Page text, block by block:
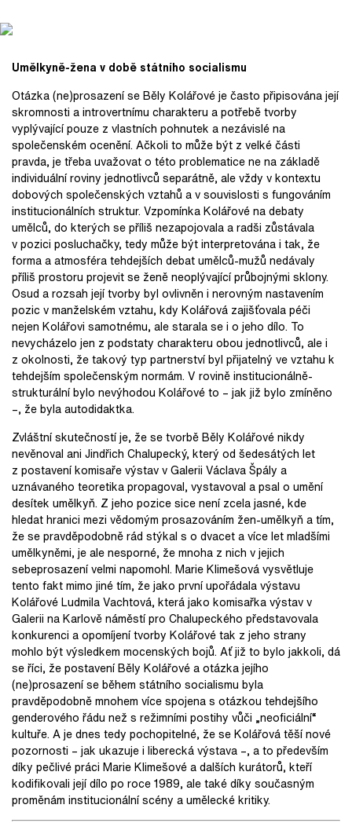
Umělkyně-žena v době státního socialismu
Otázka (ne)prosazení se Běly Kolářové je často připisována její
skromnosti a introvertnímu charakteru a potřebě tvorby
vyplývající pouze z vlastních pohnutek a nezávislé na
společenském ocenění. Ačkoli to může být z velké části
pravda, je třeba uvažovat o této problematice ne na základě
individuální roviny jednotlivců separátně, ale vždy v kontextu
dobových společenských vztahů a v souvislosti s fungováním
institucionálních struktur. Vzpomínka Kolářové na debaty
umělců, do kterých se příliš nezapojovala a radši zůstávala
v pozici posluchačky, tedy může být interpretována i tak, že
forma a atmosféra tehdejších debat umělců-mužů nedávaly
příliš prostoru projevit se ženě neoplývající průbojnými sklony.
Osud a rozsah její tvorby byl ovlivněn i nerovným nastavením
pozic v manželském vztahu, kdy Kolářová zajišťovala péči
nejen Kolářovi samotnému, ale starala se i o jeho dílo. To
nevycházelo jen z podstaty charakteru obou jednotlivců, ale i
z okolnosti, že takový typ partnerství byl přijatelný ve vztahu k
tehdejším společenským normám. V rovině institucionálně-
strukturální bylo nevýhodou Kolářové to – jak již bylo zmíněno
–, že byla autodidaktka.
Zvláštní skutečností je, že se tvorbě Běly Kolářové nikdy
nevěnoval ani Jindřich Chalupecký, který od šedesátých let
z postavení komisaře výstav v Galerii Václava Špály a
uznávaného teoretika propagoval, vystavoval a psal o umění
desítek umělkyň. Z jeho pozice sice není zcela jasné, kde
hledat hranici mezi vědomým prosazováním žen-umělkyň a tím,
že se pravděpodobně rád stýkal s o dvacet a více let mladšími
umělkyněmi, je ale nesporné, že mnoha z nich v jejich
sebeprosazení velmi napomohl. Marie Klimešová vysvětluje
tento fakt mimo jiné tím, že jako první upořádala výstavu
Kolářové Ludmila Vachtová, která jako komisařka výstav v
Galerii na Karlově náměstí pro Chalupeckého představovala
konkurenci a opomíjení tvorby Kolářové tak z jeho strany
mohlo být výsledkem mocenských bojů. Ať již to bylo jakkoli, dá
se říci, že postavení Běly Kolářové a otázka jejího
(ne)prosazení se během státního socialismu byla
pravděpodobně mnohem více spojena s otázkou tehdejšího
genderového řádu než s režimními postihy vůči „neoficiální“
kultuře. A je dnes tedy pochopitelné, že se Kolářová těší nové
pozornosti – jak ukazuje i liberecká výstava –, a to především
díky pečlivé práci Marie Klimešové a dalších kurátorů, kteří
kodifikovali její dílo po roce 1989, ale také díky současným
proměnám institucionální scény a umělecké kritiky.